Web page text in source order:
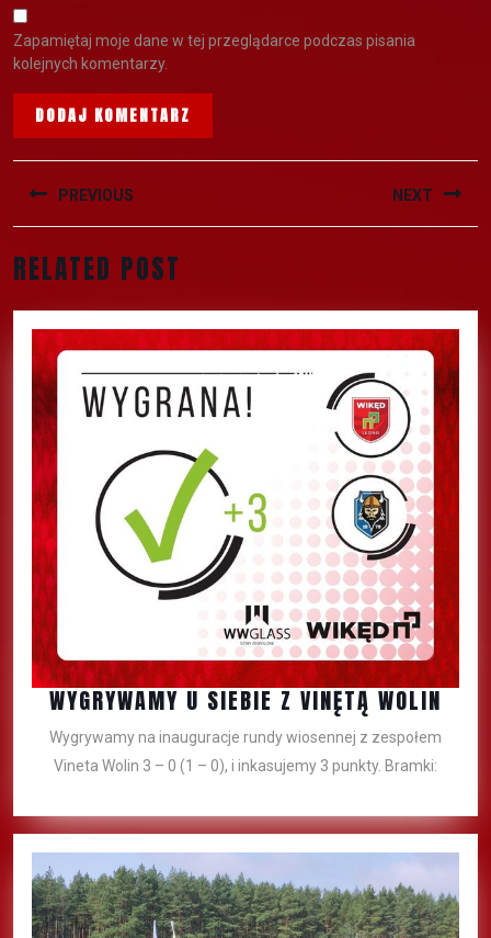
Zapamiętaj moje dane w tej przeglądarce podczas pisania
kolejnych komentarzy.
PREVIOUS NEXT
RELATED POST
WYGRYWAMY U SIEBIE Z VINĘTĄ WOLIN
Wygrywamy na inauguracje rundy wiosennej z zespołem
Vineta Wolin 3 – 0 (1 – 0), i inkasujemy 3 punkty. Bramki: